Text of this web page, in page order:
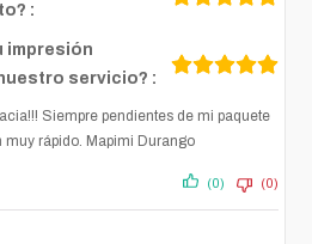
:
impresión
servicio? :
Siempre pendientes de mi paquete
muy rápido. Mapimi Durango
(0) (0)